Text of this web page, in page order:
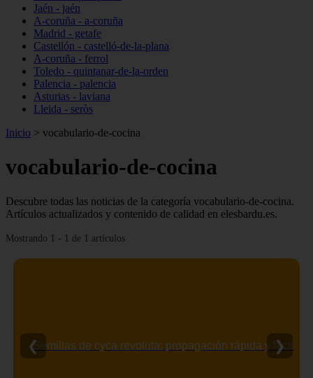
Jaén - jaén
A-coruña - a-coruña
Madrid - getafe
Castellón - castelló-de-la-plana
A-coruña - ferrol
Toledo - quintanar-de-la-orden
Palencia - palencia
Asturias - laviana
Lleida - seròs
Inicio > vocabulario-de-cocina
vocabulario-de-cocina
Descubre todas las noticias de la categoría vocabulario-de-cocina.
Artículos actualizados y contenido de calidad en elesbardu.es.
Mostrando 1 - 1 de 1 artículos
Semillas de cyca revoluta: propagación rápida y fácil
❮ ❯